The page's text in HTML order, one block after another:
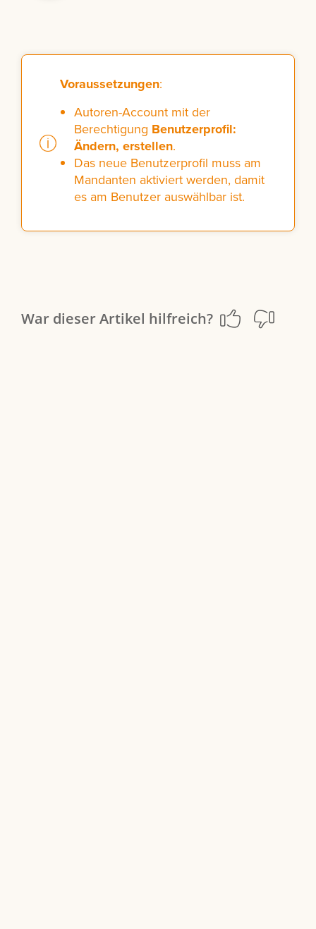
Voraussetzungen:
Autoren-Account mit der
Berechtigung Benutzerprofil:
Ändern, erstellen.
Das neue Benutzerprofil muss am
Mandanten aktiviert werden, damit
es am Benutzer auswählbar ist.
War dieser Artikel hilfreich?